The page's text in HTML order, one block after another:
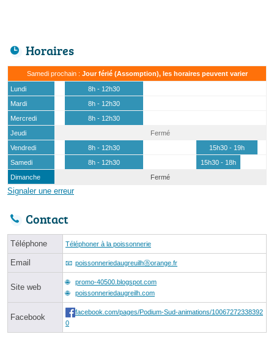
Horaires
Samedi prochain : Jour férié (Assomption), les horaires peuvent varier
Lundi
8h - 12h30
Mardi
8h - 12h30
Mercredi
8h - 12h30
Jeudi
Fermé
Vendredi
8h - 12h30
15h30 - 19h
Samedi
8h - 12h30
15h30 - 18h
Dimanche
Fermé
Signaler une erreur
Contact
Téléphone Téléphoner à la poissonnerie
Email poissonneriedaugreuilhⓐorange.fr
Site web
promo-40500.blogspot.com
poissonneriedaugreilh.com
Facebook
facebook.com/pages/Podium-Sud-animations/10067272338392
0